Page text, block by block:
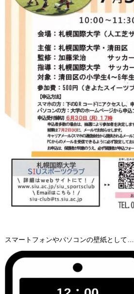
スマートフォンやパソコンの壁紙として…